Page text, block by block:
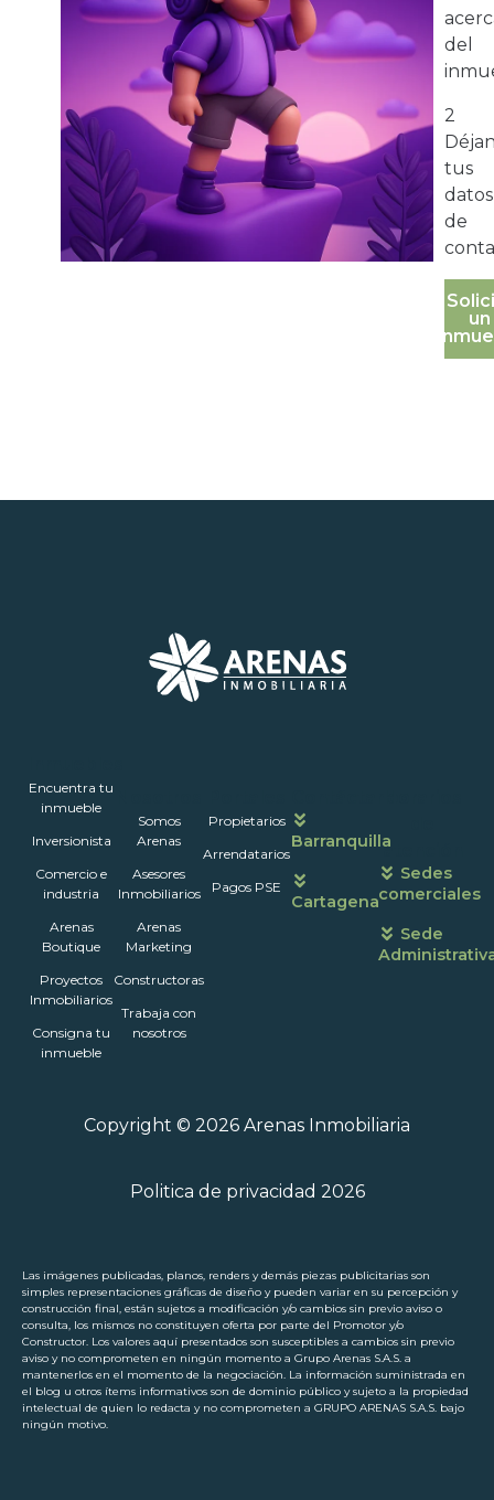
del
2
tus
datos
de
un
Encuentra tu
inmueble
Inversionista
Comercio e
industria
Arenas
Boutique
Proyectos
Inmobiliarios
Consigna tu
inmueble
Somos
Arenas
Asesores
Inmobiliarios
Arenas
Marketing
Constructoras
Trabaja con
nosotros
Propietarios
Arrendatarios
Pagos PSE
Barranquilla
Cartagena
atención
Sedes
comerciales
Sede
Copyright © 2026 Arenas Inmobiliaria
Politica de privacidad 2026
Las imágenes publicadas, planos, renders y demás piezas publicitarias son
simples representaciones gráficas de diseño y pueden variar en su percepción y
construcción final, están sujetos a modificación y/o cambios sin previo aviso o
consulta, los mismos no constituyen oferta por parte del Promotor y/o
Constructor. Los valores aquí presentados son susceptibles a cambios sin previo
aviso y no comprometen en ningún momento a Grupo Arenas S.A.S. a
mantenerlos en el momento de la negociación. La información suministrada en
el blog u otros ítems informativos son de dominio público y sujeto a la propiedad
intelectual de quien lo redacta y no comprometen a GRUPO ARENAS S.A.S. bajo
ningún motivo.